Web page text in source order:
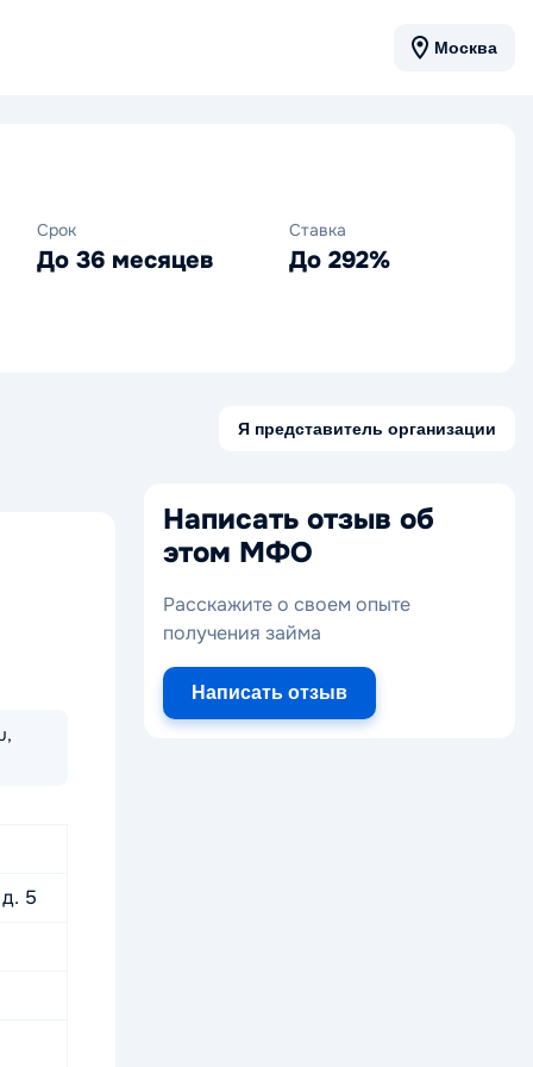
Москва
Срок
До 36 месяцев
Ставка
До 292%
Я представитель организации
5
Написать отзыв об
этом МФО
Расскажите о своем опыте
получения займа
Написать отзыв